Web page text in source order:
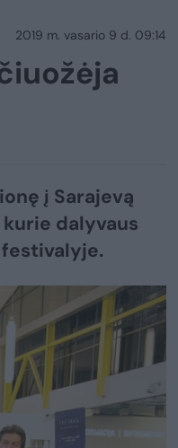
2019 m. vasario 9 d. 09:14
į Sarajevą
dalyvaus